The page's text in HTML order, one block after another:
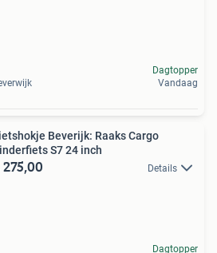
Dagtopper
Vandaag
Beverijk: Raaks Cargo
S7 24 inch
Details
Dagtopper